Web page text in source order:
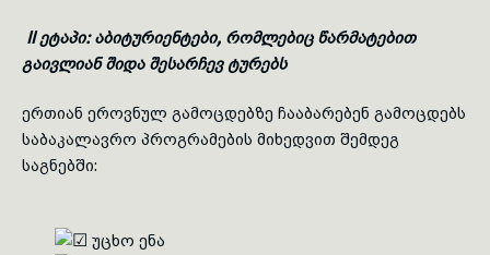
II ეტაპი: აბიტურიენტები, რომლებიც წარმატებით
გაივლიან შიდა შესარჩევ ტურებს
ერთიან ეროვნულ გამოცდებზე ჩააბარებენ გამოცდებს
საბაკალავრო პროგრამების მიხედვით შემდეგ
საგნებში:
უცხო ენა